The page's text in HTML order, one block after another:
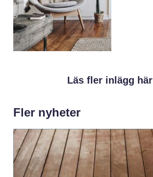
Läs fler inlägg här
Fler nyheter